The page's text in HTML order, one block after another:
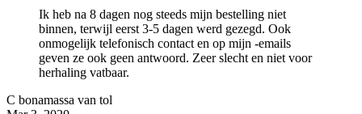
Ik heb na 8 dagen nog steeds mijn bestelling niet
binnen, terwijl eerst 3-5 dagen werd gezegd. Ook
onmogelijk telefonisch contact en op mijn -emails
geven ze ook geen antwoord. Zeer slecht en niet voor
herhaling vatbaar.
C bonamassa van tol